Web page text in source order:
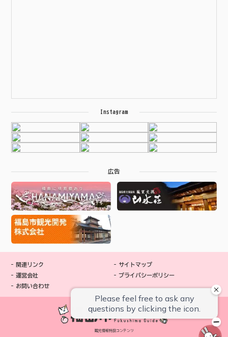
Instagram
広告
関連リンク
運営会社
お問い合わせ
サイトマップ
プライバシーポリシー
観光情報特設コンテンツ